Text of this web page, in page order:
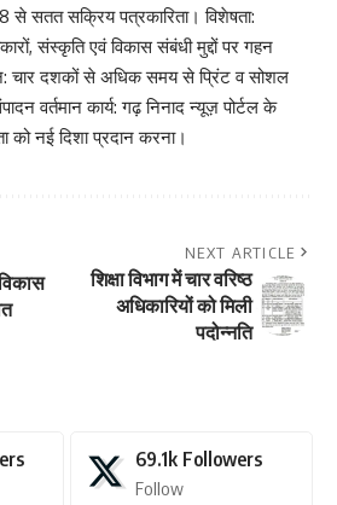
से सतत सक्रिय पत्रकारिता। विशेषता:
संस्कृति एवं विकास संबंधी मुद्दों पर गहन
चार दशकों से अधिक समय से प्रिंट व सोशल
वर्तमान कार्य: गढ़ निनाद न्यूज़ पोर्टल के
को नई दिशा प्रदान करना।
NEXT ARTICLE
शिक्षा विभाग में चार वरिष्ठ
अधिकारियों को मिली
पदोन्नति
69.1k Followers
Follow